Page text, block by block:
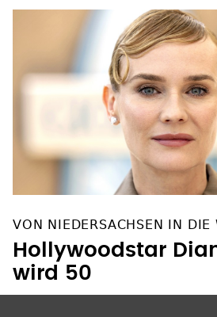
VON NIEDERSACHSEN IN DIE
Hollywoodstar
wird 50